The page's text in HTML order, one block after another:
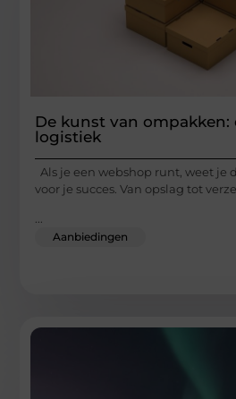
De kunst van
logistiek
Als je een webshop runt, weet je
voor je succes. Van opslag tot
Aanbiedingen